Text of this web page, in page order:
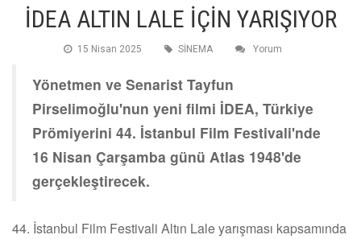
İDEA ALTIN LALE İÇİN YARIŞIYOR
15 Nisan 2025 SİNEMA Yorum
Yönetmen ve Senarist Tayfun
Pirselimoğlu'nun yeni filmi İDEA, Türkiye
Prömiyerini 44. İstanbul Film Festivali'nde
16 Nisan Çarşamba günü Atlas 1948'de
gerçekleştirecek.
44. İstanbul Film Festivali Altın Lale yarışması kapsamında